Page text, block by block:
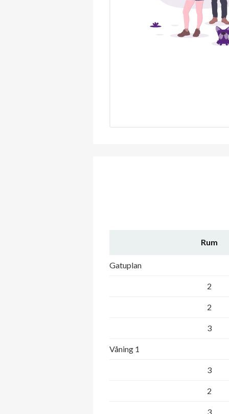
Rum
Gatuplan
2
2
3
Våning 1
3
2
3